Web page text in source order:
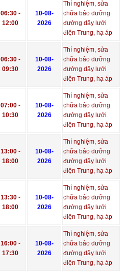
06:30-
12:00
10-08-
2026
Thí nghiệm, sửa
chữa bảo dưỡng
đường dây lưới
điện Trung, hạ áp
06:30-
09:30
10-08-
2026
Thí nghiệm, sửa
chữa bảo dưỡng
đường dây lưới
điện Trung, hạ áp
07:00-
10:30
10-08-
2026
Thí nghiệm, sửa
chữa bảo dưỡng
đường dây lưới
điện Trung, hạ áp
13:00-
18:00
10-08-
2026
Thí nghiệm, sửa
chữa bảo dưỡng
đường dây lưới
điện Trung, hạ áp
13:30-
18:00
10-08-
2026
Thí nghiệm, sửa
chữa bảo dưỡng
đường dây lưới
điện Trung, hạ áp
16:00-
17:30
10-08-
2026
Thí nghiệm, sửa
chữa bảo dưỡng
đường dây lưới
điện Trung, hạ áp